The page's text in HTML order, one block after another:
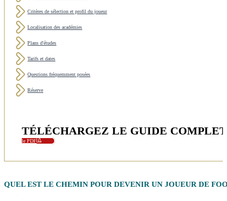
Critères de sélection et profil du joueur
Localisation des académies
Plans d'études
Tarifs et dates
Questions fréquemment posées
Réserve
TÉLÉCHARGEZ LE GUIDE
le PDF
QUEL EST LE CHEMIN POUR DEVENIR UN JOUEUR DE